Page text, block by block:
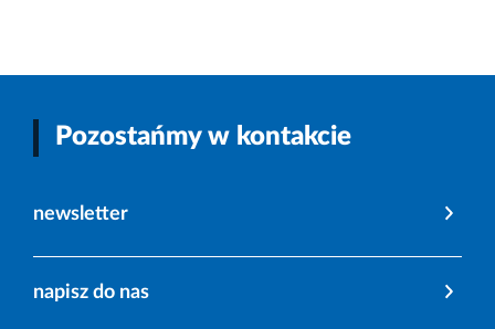
Pozostańmy w kontakcie
newsletter
napisz do nas